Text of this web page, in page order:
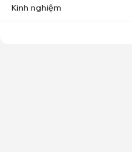
Kinh nghiệm